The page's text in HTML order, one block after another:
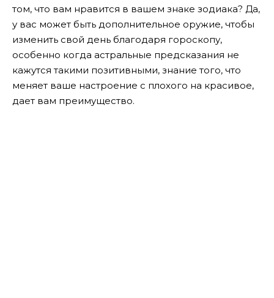
том, что вам нравится в вашем знаке зодиака? Да,
у вас может быть дополнительное оружие, чтобы
изменить свой день благодаря гороскопу,
особенно когда астральные предсказания не
кажутся такими позитивными, знание того, что
меняет ваше настроение с плохого на красивое,
дает вам преимущество.